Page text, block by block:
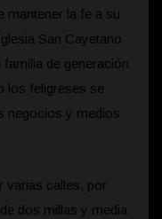
mantener la fe a su
San Cayetano
de generación
los feligreses se
negocios y medios
varias calles, por
dos millas y media